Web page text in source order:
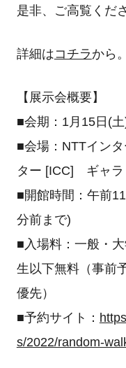
是非、ご高覧くだ
詳細はコチラから。
【展示会概要】
■会期：1月15日(
■会場：NTTイン
ター [ICC] ギャラ
■開館時間：午前
分前まで)
■入場料：一般・
生以下無料（事前
優先）
■予約サイト：
s/2022/random-